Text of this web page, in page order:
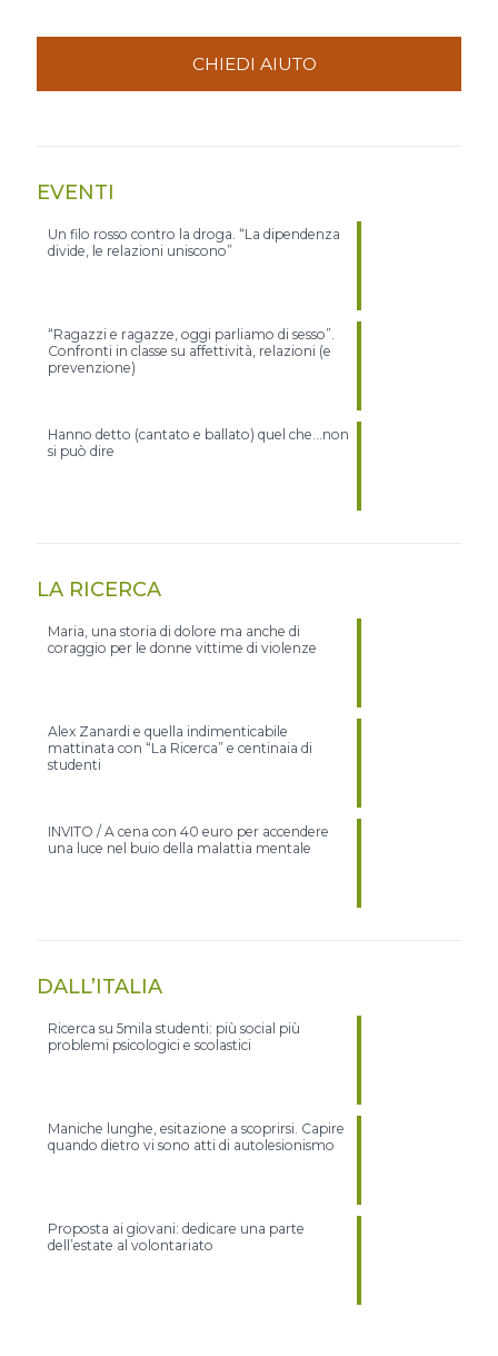
CHIEDI AIUTO
EVENTI
Un filo rosso contro la droga. “La dipendenza
divide, le relazioni uniscono”
“Ragazzi e ragazze, oggi parliamo di sesso”.
Confronti in classe su affettività, relazioni (e
prevenzione)
Hanno detto (cantato e ballato) quel che…non
si può dire
LA RICERCA
Maria, una storia di dolore ma anche di
coraggio per le donne vittime di violenze
Alex Zanardi e quella indimenticabile
mattinata con “La Ricerca” e centinaia di
studenti
INVITO / A cena con 40 euro per accendere
una luce nel buio della malattia mentale
DALL’ITALIA
Ricerca su 5mila studenti: più social più
problemi psicologici e scolastici
Maniche lunghe, esitazione a scoprirsi. Capire
quando dietro vi sono atti di autolesionismo
Proposta ai giovani: dedicare una parte
dell’estate al volontariato